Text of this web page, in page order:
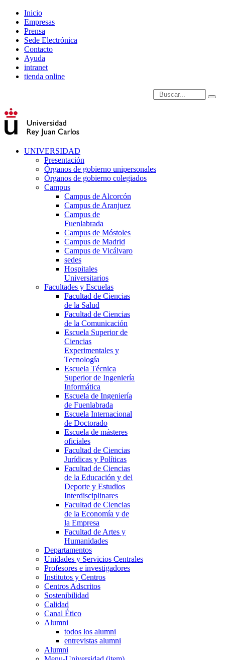
Inicio
Empresas
Prensa
Sede Electrónica
Contacto
Ayuda
intranet
tienda online
Introduce términos de
UNIVERSIDAD
Presentación
Órganos de gobierno unipersonales
Órganos de gobierno colegiados
Campus
Campus de Alcorcón
Campus de Aranjuez
Campus de
Fuenlabrada
Campus de Móstoles
Campus de Madrid
Campus de Vicálvaro
sedes
Hospitales
Universitarios
Facultades y Escuelas
Facultad de Ciencias
de la Salud
Facultad de Ciencias
de la Comunicación
Escuela Superior de
Ciencias
Experimentales y
Tecnología
Escuela Técnica
Superior de Ingeniería
Informática
Escuela de Ingeniería
de Fuenlabrada
Escuela Internacional
de Doctorado
Escuela de másteres
oficiales
Facultad de Ciencias
Jurídicas y Políticas
Facultad de Ciencias
de la Educación y del
Deporte y Estudios
Interdisciplinares
Facultad de Ciencias
de la Economía y de
la Empresa
Facultad de Artes y
Humanidades
Departamentos
Unidades y Servicios Centrales
Profesores e investigadores
Institutos y Centros
Centros Adscritos
Sostenibilidad
Calidad
Canal Ético
Alumni
todos los alumni
entrevistas alumni
Alumni